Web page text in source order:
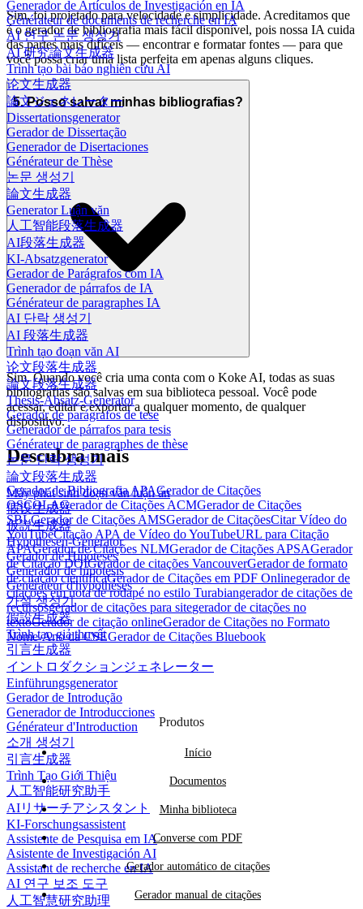
Generador de Artículos de Investigación en IA
Générateur de documents de recherche en IA
AI 연구 논문 생성기
AI 研究論文生成器
Trình tạo bài báo nghiên cứu AI
论文生成器
論文ジェネレーター
Dissertationsgenerator
Gerador de Dissertação
Generador de Disertaciones
Générateur de Thèse
논문 생성기
論文生成器
Generator Luận văn
人工智能段落生成器
AI段落生成器
KI-Absatzgenerator
Gerador de Parágrafos com IA
Generador de párrafos de IA
Générateur de paragraphes IA
AI 단락 생성기
AI 段落生成器
Trình tạo đoạn văn AI
论文段落生成器
論文段落生成器
Thesis-Absatz-Generator
Gerador de parágrafos de tese
Generador de párrafos para tesis
Générateur de paragraphes de thèse
논문 단락 생성기
論文段落生成器
Máy phát sinh đoạn văn luận án
假设生成器
仮説生成器
Hypothesen-Generator
Gerador de Hipóteses
Generador de hipótesis
Générateur d'hypothèses
가설 생성기
假設生成器
Trình tạo giả thuyết
引言生成器
イントロダクションジェネレーター
Einführungsgenerator
Gerador de Introdução
Generador de Introducciones
Générateur d'Introduction
소개 생성기
引言生成器
Trình Tạo Giới Thiệu
人工智能研究助手
AIリサーチアシスタント
KI-Forschungsassistent
Assistente de Pesquisa em IA
Asistente de Investigación AI
Assistant de recherche en IA
AI 연구 보조 도구
人工智慧研究助理
Sim, foi projetado para velocidade e simplicidade. Acreditamos que
é o gerador de bibliografia mais fácil disponível, pois nossa IA cuida
das partes mais difíceis — encontrar e formatar fontes — para que
você possa criar uma lista perfeita em apenas alguns cliques.
5. Posso salvar minhas bibliografias?
Sim. Quando você cria uma conta com o Koke AI, todas as suas
bibliografias são salvas em sua biblioteca pessoal. Você pode
acessar, editar e exportar a qualquer momento, de qualquer
dispositivo.
Descubra mais
Gerador de Bibliografia APAGerador de Citações
OSCOLAGerador de Citações ACMGerador de Citações
SBLGerador de Citações AMSGerador de CitaçõesCitar Vídeo do
YouTubeCitação APA de Vídeo do YouTubeURL para Citação
APAGerador de Citações NLMGerador de Citações APSAGerador
de Citação DOIGerador de citações VancouverGerador de formato
de citação científicaGerador de Citações em PDF Onlinegerador de
citações em nota de rodapé no estilo Turabiangerador de citações de
recursosgerador de citações para sitegerador de citações no
textoGerador de citação onlineGerador de Citações no Formato
Nome-Ano da CSEGerador de Citações Bluebook
Produtos
Início
Documentos
Minha biblioteca
Converse com PDF
Gerador automático de citações
Gerador manual de citações